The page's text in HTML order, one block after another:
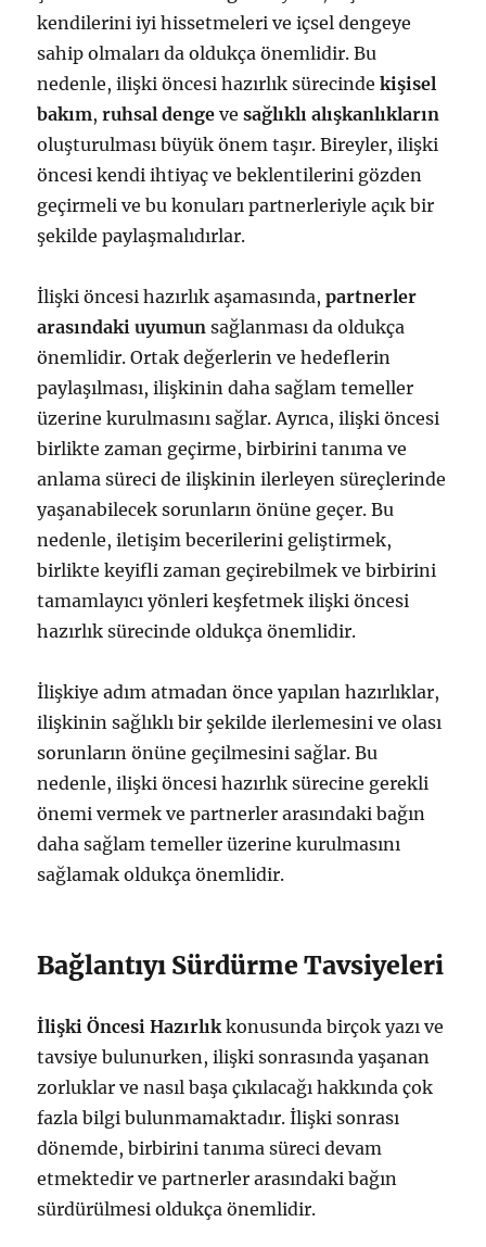
kendilerini iyi hissetmeleri ve içsel dengeye
sahip olmaları da oldukça önemlidir. Bu
nedenle, ilişki öncesi hazırlık sürecindekişisel
bakım,ruhsal denge vesağlıklı alışkanlıkların
oluşturulması büyük önem taşır. Bireyler, ilişki
öncesi kendi ihtiyaç ve beklentilerini gözden
geçirmeli ve bu konuları partnerleriyle açık bir
şekilde paylaşmalıdırlar.
İlişki öncesi hazırlık aşamasında,partnerler
arasındaki uyumun sağlanması da oldukça
önemlidir. Ortak değerlerin ve hedeflerin
paylaşılması, ilişkinin daha sağlam temeller
üzerine kurulmasını sağlar. Ayrıca, ilişki öncesi
birlikte zaman geçirme, birbirini tanıma ve
anlama süreci de ilişkinin ilerleyen süreçlerinde
yaşanabilecek sorunların önüne geçer. Bu
nedenle, iletişim becerilerini geliştirmek,
birlikte keyifli zaman geçirebilmek ve birbirini
tamamlayıcı yönleri keşfetmek ilişki öncesi
hazırlık sürecinde oldukça önemlidir.
İlişkiye adım atmadan önce yapılan hazırlıklar,
ilişkinin sağlıklı bir şekilde ilerlemesini ve olası
sorunların önüne geçilmesini sağlar. Bu
nedenle, ilişki öncesi hazırlık sürecine gerekli
önemi vermek ve partnerler arasındaki bağın
daha sağlam temeller üzerine kurulmasını
sağlamak oldukça önemlidir.
Bağlantıyı Sürdürme Tavsiyeleri
İlişki Öncesi Hazırlıkkonusunda birçok yazı ve
tavsiye bulunurken, ilişki sonrasında yaşanan
zorluklar ve nasıl başa çıkılacağı hakkında çok
fazla bilgi bulunmamaktadır. İlişki sonrası
dönemde, birbirini tanıma süreci devam
etmektedir ve partnerler arasındaki bağın
sürdürülmesi oldukça önemlidir.